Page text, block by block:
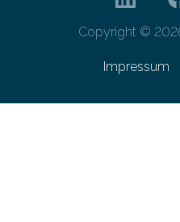
Copyright ©
Impressum